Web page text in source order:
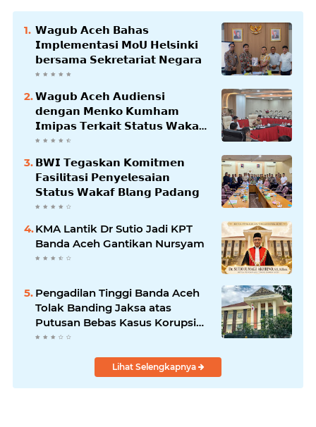
𝗪𝗮𝗴𝘂𝗯 𝗔𝗰𝗲𝗵 𝗕𝗮𝗵𝗮𝘀
𝗜𝗺𝗽𝗹𝗲𝗺𝗲𝗻𝘁𝗮𝘀𝗶 𝗠𝗼𝗨 𝗛𝗲𝗹𝘀𝗶𝗻𝗸𝗶
𝗯𝗲𝗿𝘀𝗮𝗺𝗮 𝗦𝗲𝗸𝗿𝗲𝘁𝗮𝗿𝗶𝗮𝘁 𝗡𝗲𝗴𝗮𝗿𝗮
𝗪𝗮𝗴𝘂𝗯 𝗔𝗰𝗲𝗵 𝗔𝘂𝗱𝗶𝗲𝗻𝘀𝗶
𝗱𝗲𝗻𝗴𝗮𝗻 𝗠𝗲𝗻𝗸𝗼 𝗞𝘂𝗺𝗵𝗮𝗺
𝗜𝗺𝗶𝗽𝗮𝘀 𝗧𝗲𝗿𝗸𝗮𝗶𝘁 𝗦𝘁𝗮𝘁𝘂𝘀 𝗪𝗮𝗸𝗮𝗳
𝗕𝗹𝗮𝗻𝗴𝗽𝗮𝗱𝗮𝗻𝗴
𝗕𝗪𝗜 𝗧𝗲𝗴𝗮𝘀𝗸𝗮𝗻 𝗞𝗼𝗺𝗶𝘁𝗺𝗲𝗻
𝗙𝗮𝘀𝗶𝗹𝗶𝘁𝗮𝘀𝗶 𝗣𝗲𝗻𝘆𝗲𝗹𝗲𝘀𝗮𝗶𝗮𝗻
𝗦𝘁𝗮𝘁𝘂𝘀 𝗪𝗮𝗸𝗮𝗳 𝗕𝗹𝗮𝗻𝗴 𝗣𝗮𝗱𝗮𝗻𝗴
KMA Lantik Dr Sutio Jadi KPT
Banda Aceh Gantikan Nursyam
Pengadilan Tinggi Banda Aceh
Tolak Banding Jaksa atas
Putusan Bebas Kasus Korupsi
Wastafel
Lihat Selengkapnya